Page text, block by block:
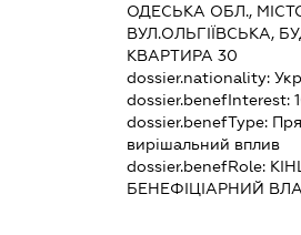
ОДЕСЬКА ОБЛ.,
ВУЛ.ОЛЬГІЇВСЬКА,
КВАРТИРА 30
dossier.nationality:
dossier.benefInterest:
dossier.benefType:
вирішальний вплив
dossier.benefRole:
БЕНЕФІЦІАРНИЙ